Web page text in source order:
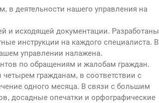
в деятельности нашего управления на
и исходящей документации. Разработаны
инструкции на каждого специалиста. В
управлении налажена.
по обращениям и жалобам граждан.
четырем гражданам, в соответствии с
одного месяца. В связи с большим
досадные опечатки и орфографические